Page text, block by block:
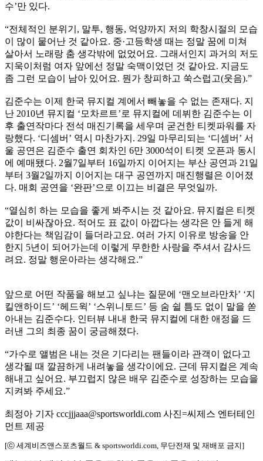
수’만 있다.
“전체적인 분위기, 말투, 행동, 억양까지 저의 학창시절의 모습
이 많이 뭍어난 것 같아요. 중·고등학생 때는 정말 꿈에 미쳐
살아서 노래랑 춤 생각밖에 없었어요. 그래서인지 과거의 저도
지욱이처럼 여자 앞에선 정말 숙맥이었던 것 같아요. 지금도
좀 그런 모습이 남아 있어요. 뭔가 창피하고 쑥스럽고(웃음).”
김준수는 이제 한국 뮤지컬 계에서 빼놓을 수 없는 존재다. 지
난 2010년 뮤지컬 ‘모차르트’로 뮤지컬에 데뷔한 김준수는 이
후 출연작마다 전석 매진기록을 세우며 굳건한 티켓파워를 자
랑했다. ‘디셈버’ 역시 마찬가지. 29일 마무리되는 ‘디셈버’ 서
울 공연은 김준수 출연 회차인 6만 3000석이 티켓 오픈과 동시
에 예매됐다. 2월7일부터 16일까지 이어지는 부산 공연과 21일
부터 3월2일까지 이어지는 대구 공연까지 매진행렬은 이어졌
다. 매회 공연을 ‘완판’으로 이끄는 비결은 무엇일까.
“열심히 하는 모습을 좋게 봐주시는 것 같아요. 뮤지컬은 티켓
값이 비싸잖아요. 적어도 표 값이 아깝다는 생각은 안 들게 해
야한다는 책임감이 들더라고요. 여러 가지 이유로 방송을 안
한지 5년이 되어가는데 이렇게 무한한 사랑을 주셔서 감사드
려요. 정말 행운아라는 생각해요.”
앞으로 어떤 작품을 해보고 싶냐는 질문에 ‘맨오브라만차’ ‘지
킬앤하이드’ ‘헤드윅’ ‘스위니토드’ 등 숨 쉴 틈도 없이 말을 쏟
아내는 김준수다. 인터뷰 내내 한국 뮤지컬에 대한 애정을 드
러낸 그의 최종 꿈이 궁금해졌다.
“가수로 앨범은 내는 것은 기다리는 팬들이라 관객이 없다고
생각될 때 깔끔하게 내려놓을 생각이에요. 근데 뮤지컬은 계속
해내고 싶어요. 부끄럽지 않은 배우 김준수로 성장하는 모습을
지켜봐 주세요.”
최정아 기자 cccjjjaaa@sportsworldi.com 사진=씨제스 엔터테인
먼트 제공
[ⓒ 세계비즈앤스포츠월드 & sportsworldi.com, 무단전재 및 재배포 금지]